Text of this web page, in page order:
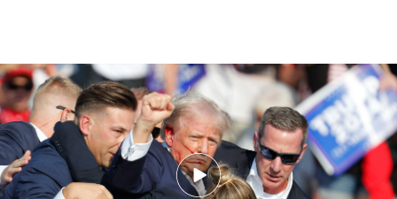
Así ha sido el intento de asesinato a Donald Trump: la bala le ha rozado la
oreja derecha